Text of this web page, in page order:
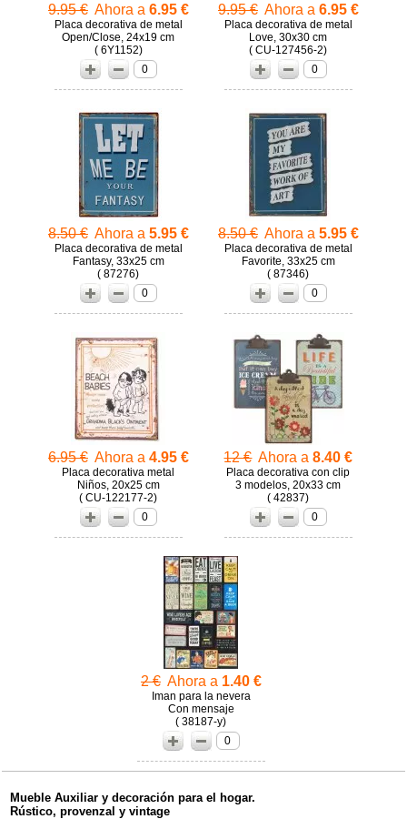
9.95 €Ahora a 6.95 €
Placa decorativa de metal
Open/Close, 24x19 cm
( 6Y1152)
0
9.95 €Ahora a 6.95 €
Placa decorativa de metal
Love, 30x30 cm
( CU-127456-2)
0
8.50 €Ahora a 5.95 €
Placa decorativa de metal
Fantasy, 33x25 cm
( 87276)
0
8.50 €Ahora a 5.95 €
Placa decorativa de metal
Favorite, 33x25 cm
( 87346)
0
6.95 €Ahora a 4.95 €
Placa decorativa metal
Niños, 20x25 cm
( CU-122177-2)
0
12 €Ahora a8.40 €
Placa decorativa con clip
3 modelos, 20x33 cm
( 42837)
0
2 €Ahora a 1.40 €
Iman para la nevera
Con mensaje
( 38187-y)
0
Mueble Auxiliar y decoración para el hogar.
Rústico, provenzal y vintage